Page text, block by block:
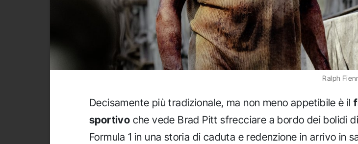
Ralph
Decisamente più tradizionale, ma non meno appetibile è il
sportivo che vede Brad Pitt sfrecciare a bordo dei bolidi di
Formula 1 in una storia di caduta e redenzione in arrivo in